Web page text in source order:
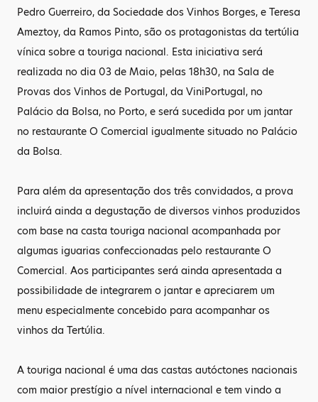
Pedro Guerreiro, da Sociedade dos Vinhos Borges, e Teresa
Ameztoy, da Ramos Pinto, são os protagonistas da tertúlia
vínica sobre a touriga nacional. Esta iniciativa será
realizada no dia 03 de Maio, pelas 18h30, na Sala de
Provas dos Vinhos de Portugal, da ViniPortugal, no
Palácio da Bolsa, no Porto, e será sucedida por um jantar
no restaurante O Comercial igualmente situado no Palácio
da Bolsa.
Para além da apresentação dos três convidados, a prova
incluirá ainda a degustação de diversos vinhos produzidos
com base na casta touriga nacional acompanhada por
algumas iguarias confeccionadas pelo restaurante O
Comercial. Aos participantes será ainda apresentada a
possibilidade de integrarem o jantar e apreciarem um
menu especialmente concebido para acompanhar os
vinhos da Tertúlia.
A touriga nacional é uma das castas autóctones nacionais
com maior prestígio a nível internacional e tem vindo a